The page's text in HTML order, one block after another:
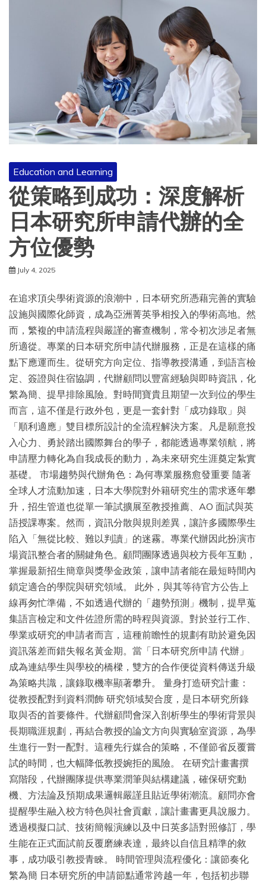
Education and Learning
從策略到成功：深度解析
日本研究所申請代辦的全
方位優勢
July 4, 2025
在追求頂尖學術資源的浪潮中，日本研究所憑藉完善的實驗
設施與國際化師資，成為亞洲菁英爭相投入的學術高地。然
而，繁複的申請流程與嚴謹的審查機制，常令初次涉足者無
所適從。專業的日本研究所申請代辦服務，正是在這樣的痛
點下應運而生。從研究方向定位、指導教授溝通，到語言檢
定、簽證與住宿協調，代辦顧問以豐富經驗與即時資訊，化
繁為簡、提早排除風險。對時間寶貴且期望一次到位的學生
而言，這不僅是行政外包，更是一套針對「成功錄取」與
「順利適應」雙目標所設計的全流程解決方案。凡是願意投
入心力、勇於踏出國際舞台的學子，都能透過專業領航，將
申請壓力轉化為自我成長的動力，為未來研究生涯奠定紮實
基礎。 市場趨勢與代辦角色：為何專業服務愈發重要 隨著
全球人才流動加速，日本大學院對外籍研究生的需求逐年攀
升，招生管道也從單一筆試擴展至教授推薦、AO 面試與英
語授課專案。然而，資訊分散與規則差異，讓許多國際學生
陷入「無從比較、難以判讀」的迷霧。專業代辦因此扮演市
場資訊整合者的關鍵角色。顧問團隊透過與校方長年互動，
掌握最新招生簡章與獎學金政策，讓申請者能在最短時間內
鎖定適合的學院與研究領域。 此外，與其等待官方公告上
線再匆忙準備，不如透過代辦的「趨勢預測」機制，提早蒐
集語言檢定和文件佐證所需的時程與資源。對於並行工作、
學業或研究的申請者而言，這種前瞻性的規劃有助於避免因
資訊落差而錯失報名黃金期。當「日本研究所申請 代辦」
成為連結學生與學校的橋樑，雙方的合作便從資料傳送升級
為策略共識，讓錄取機率顯著攀升。 量身打造研究計畫：
從教授配對到資料潤飾 研究領域契合度，是日本研究所錄
取與否的首要條件。代辦顧問會深入剖析學生的學術背景與
長期職涯規劃，再結合教授的論文方向與實驗室資源，為學
生進行一對一配對。這種先行媒合的策略，不僅節省反覆嘗
試的時間，也大幅降低教授婉拒的風險。 在研究計畫書撰
寫階段，代辦團隊提供專業潤筆與結構建議，確保研究動
機、方法論及預期成果邏輯嚴謹且貼近學術潮流。顧問亦會
提醒學生融入校方特色與社會貢獻，讓計畫書更具說服力。
透過模擬口試、技術簡報演練以及中日英多語對照修訂，學
生能在正式面試前反覆磨練表達，最終以自信且精準的敘
事，成功吸引教授青睞。 時間管理與流程優化：讓節奏化
繁為簡 日本研究所的申請節點通常跨越一年，包括初步聯